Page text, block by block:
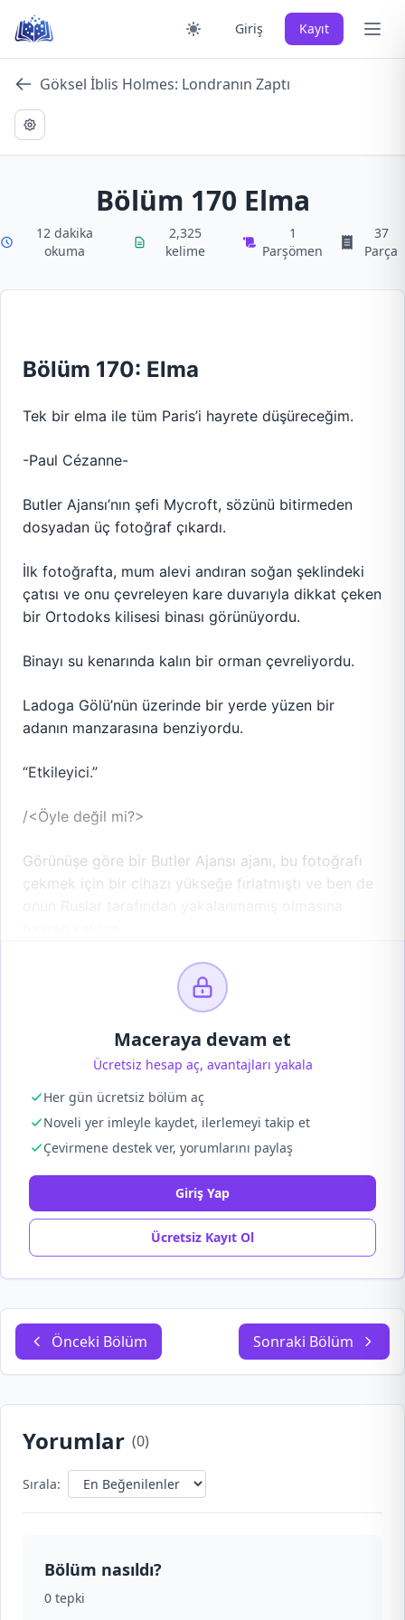
content
Giriş Kayıt Ana
Göksel İblis Holmes: Londranın Zaptı
Bölüm 170 Elma
12 dakika
okuma
2,325
kelime
1
Parşömen
37
Parça
Bölüm 170: Elma
Tek bir elma ile tüm Paris’i hayrete düşüreceğim.
-Paul Cézanne-
Butler Ajansı’nın şefi Mycroft, sözünü bitirmeden
dosyadan üç fotoğraf çıkardı.
İlk fotoğrafta, mum alevi andıran soğan şeklindeki
çatısı ve onu çevreleyen kare duvarıyla dikkat çeken
bir Ortodoks kilisesi binası görünüyordu.
Binayı su kenarında kalın bir orman çevreliyordu.
Ladoga Gölü’nün üzerinde bir yerde yüzen bir
adanın manzarasına benziyordu.
“Etkileyici.”
/<Öyle değil mi?>
Görünüşe göre bir Butler Ajansı ajanı, bu fotoğrafı
çekmek için bir cihazı yükseğe fırlatmıştı ve ben de
Maceraya devam et
Ücretsiz hesap aç, avantajları yakala
Her gün ücretsiz bölüm aç
Noveli yer imleyle kaydet, ilerlemeyi takip et
Çevirmene destek ver, yorumlarını paylaş
Giriş Yap
Ücretsiz Kayıt Ol
Önceki Bölüm Sonraki Bölüm
Yorumlar (0)
Sırala:
Bölüm nasıldı?
0 tepki